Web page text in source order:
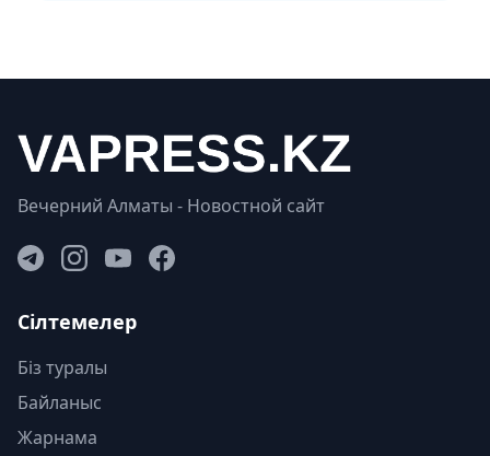
Вечерний Алматы - Новостной сайт
Сілтемелер
Біз туралы
Байланыс
Жарнама